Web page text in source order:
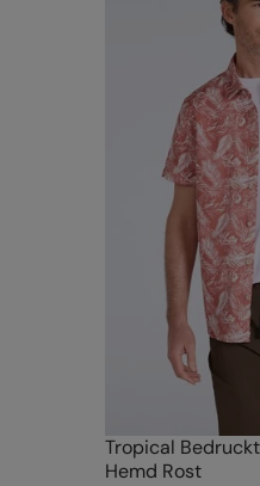
Tropical
Hemd Rost